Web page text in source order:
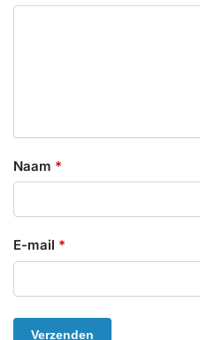
Naam *
E-mail *